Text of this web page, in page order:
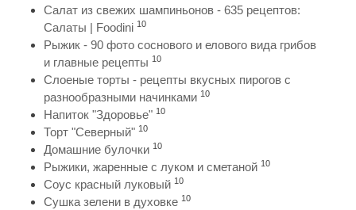
Салат из свежих шампиньонов - 635 рецептов:
Салаты | Foodini 10
Рыжик - 90 фото соснового и елового вида грибов
и главные рецепты 10
Слоеные торты - рецепты вкусных пирогов с
разнообразными начинками 10
Напиток "Здоровье" 10
Торт "Северный" 10
Домашние булочки 10
Рыжики, жаренные с луком и сметаной 10
Соус красный луковый 10
Сушка зелени в духовке 10